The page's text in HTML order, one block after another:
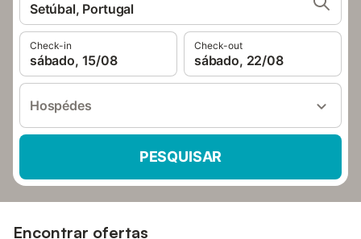
Setúbal, Portugal
Check-in
sábado, 15/08
Check-out
sábado, 22/08
Hospédes
PESQUISAR
Encontrar ofertas